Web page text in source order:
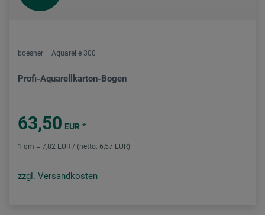
boesner – Aquarelle 300
Profi-Aquarellkarton-Bogen
63,50 EUR *
1 qm = 7,82 EUR / (netto: 6,57 EUR)
zzgl. Versandkosten